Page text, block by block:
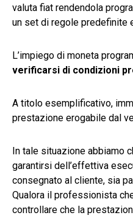
valuta fiat rendendola
un set di regole predefinite
L’impiego di moneta
verificarsi di condizioni
A titolo esemplificativo,
prestazione erogabile dal
In tale situazione abbiamo
garantirsi dell’effettiva
consegnato al cliente, sia
Qualora il professionista
controllare che la